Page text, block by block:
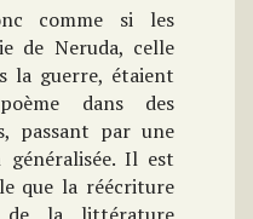
comme si les
de Neruda, celle
la guerre, étaient
dans des
passant par une
Il est
que la réécriture